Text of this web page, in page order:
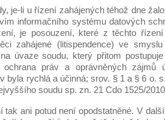
je-li u řízení zahájených téhož dne
informačního systému datových
je posouzení, které z těchto
zahájené (litispendence) ve
úvaze soudu, který přitom
ochrana práv a oprávněných zájmů
byla rychlá a účinná; srov. § 1 a § 6 o.
soudu sp. zn. 21 Cdo 1525/
tak ani potud není opodstatněné. V